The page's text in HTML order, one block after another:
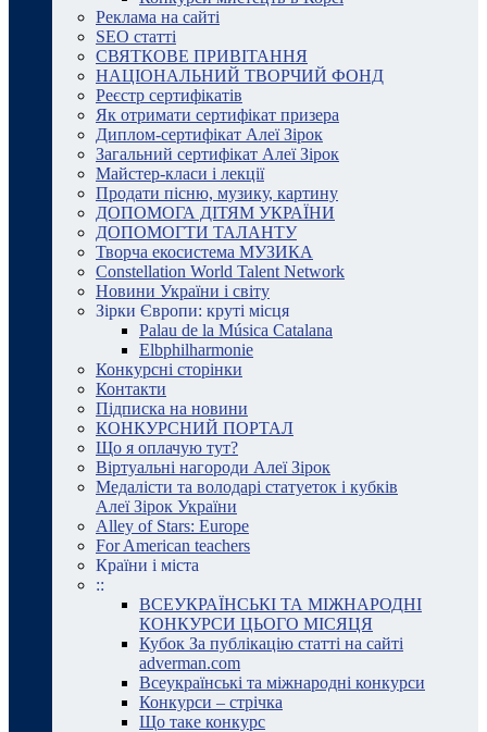
Реклама на сайті
SEO статті
СВЯТКОВЕ ПРИВІТАННЯ
НАЦІОНАЛЬНИЙ ТВОРЧИЙ ФОНД
Реєстр сертифікатів
Як отримати сертифікат призера
Диплом-сертифікат Алеї Зірок
Загальний сертифікат Алеї Зірок
Майстер-класи і лекції
Продати пісню, музику, картину
ДОПОМОГА ДІТЯМ УКРАЇНИ
ДОПОМОГТИ ТАЛАНТУ
Творча екосистема МУЗИКА
Constellation World Talent Network
Новини України і світу
Зірки Європи: круті місця
Palau de la Música Catalana
Elbphilharmonie
Конкурсні сторінки
Контакти
Підписка на новини
КОНКУРСНИЙ ПОРТАЛ
Що я оплачую тут?
Віртуальні нагороди Алеї Зірок
Медалісти та володарі статуеток і кубків
Алеї Зірок України
Alley of Stars: Europe
For American teachers
Країни і міста
::
ВСЕУКРАЇНСЬКІ ТА МІЖНАРОДНІ
КОНКУРСИ ЦЬОГО МІСЯЦЯ
Кубок За публікацію статті на сайті
adverman.com
Всеукраїнські та міжнародні конкурси
Конкурси – стрічка
Що таке конкурс